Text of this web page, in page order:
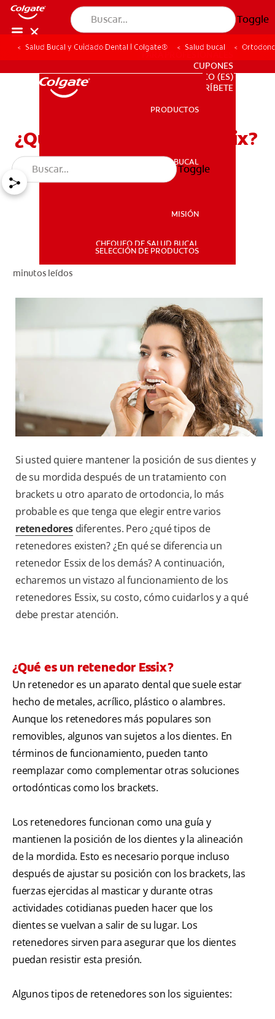
Toggle
SALUD BUCAL
SELECCIÓN DE PRODUCTOS
PARA PROFESIONALES
CUPONES
CO (ES)
PARA PROFESIONALES
CUPONES
CO (ES)
SUSCRÍBETE
PRODUCTOS
SALUD BUCAL
MISIÓN
CHEQUEO DE SALUD BUCAL
SELECCIÓN DE PRODUCTOS
Toggle
Salud Bucal y Cuidado Dental | Colgate® Salud bucal
¿Qué es un retenedor Essix?
minutos leídos
Si usted quiere mantener la posición de sus dientes y
de su mordida después de un tratamiento con
brackets u otro aparato de ortodoncia, lo más
probable es que tenga que elegir entre varios
retenedoresdiferentes. Pero ¿qué tipos de
retenedores existen? ¿En qué se diferencia un
retenedor Essix de los demás? A continuación,
echaremos un vistazo al funcionamiento de los
retenedores Essix, su costo, cómo cuidarlos y a qué
debe prestar atención.
¿Qué es un retenedor Essix?
Un retenedor es un aparato dental que suele estar
hecho de metales, acrílico, plástico o alambres.
Aunque los retenedores más populares son
removibles, algunos van sujetos a los dientes. En
términos de funcionamiento, pueden tanto
reemplazar como complementar otras soluciones
ortodónticas como los brackets.
Los retenedores funcionan como una guía y
mantienen la posición de los dientes y la alineación
de la mordida. Esto es necesario porque incluso
después de ajustar su posición con los brackets, las
fuerzas ejercidas al masticar y durante otras
actividades cotidianas pueden hacer que los
dientes se vuelvan a salir de su lugar. Los
retenedores sirven para asegurar que los dientes
puedan resistir esta presión.
Algunos tipos de retenedores son los siguientes: